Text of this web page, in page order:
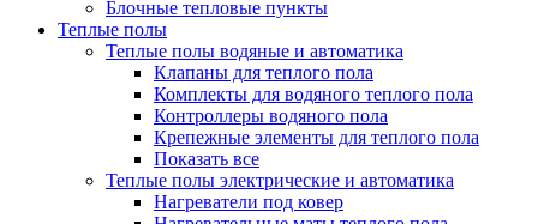
Блочные тепловые пункты
Теплые полы
Теплые полы водяные и автоматика
Клапаны для теплого пола
Комплекты для водяного теплого пола
Контроллеры водяного пола
Крепежные элементы для теплого пола
Показать все
Теплые полы электрические и автоматика
Нагреватели под ковер